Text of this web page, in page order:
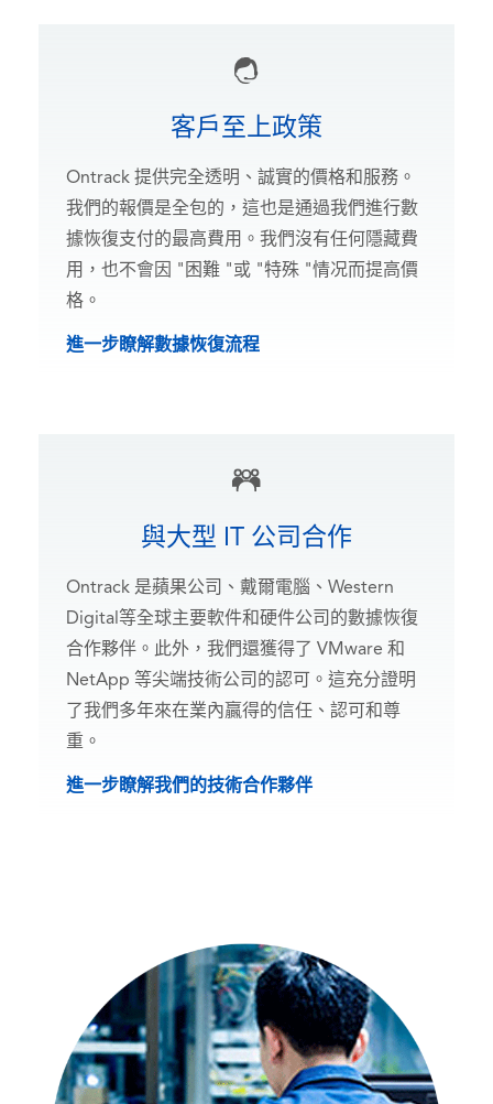
客戶至上政策
Ontrack 提供完全透明、誠實的價格和服務。
我們的報價是全包的，這也是通過我們進行數
據恢復支付的最高費用。我們沒有任何隱藏費
用，也不會因 "困難 "或 "特殊 "情况而提高價
格。
進一步瞭解數據恢復流程
與大型 IT 公司合作
Ontrack 是蘋果公司、戴爾電腦、Western
Digital等全球主要軟件和硬件公司的數據恢復
合作夥伴。此外，我們還獲得了 VMware 和
NetApp 等尖端技術公司的認可。這充分證明
了我們多年來在業內贏得的信任、認可和尊
重。
進一步瞭解我們的技術合作夥伴